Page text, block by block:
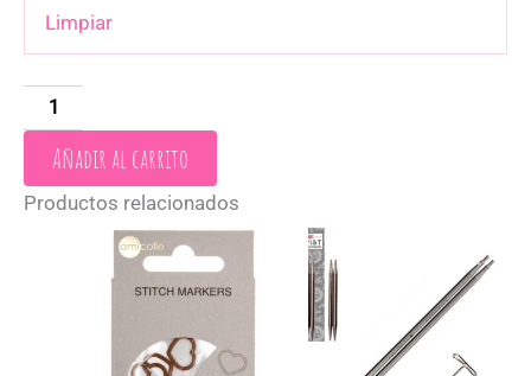
Limpiar
Añadir al carrito
Productos relacionados
precios:
desde
9,50 €
hasta
15,00 €